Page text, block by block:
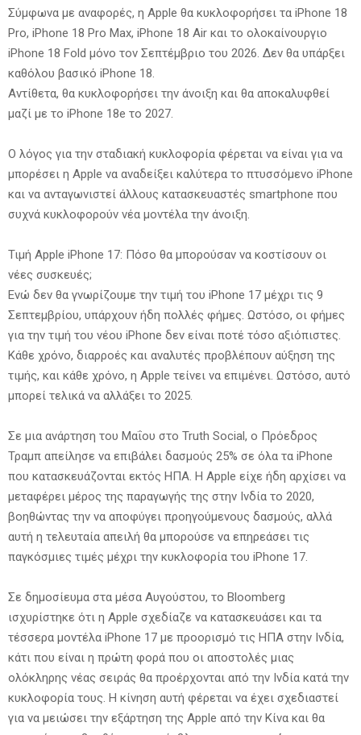
Σύμφωνα με αναφορές, η Apple θα κυκλοφορήσει τα iPhone 18
Pro, iPhone 18 Pro Max, iPhone 18 Air και το ολοκαίνουργιο
iPhone 18 Fold μόνο τον Σεπτέμβριο του 2026. Δεν θα υπάρξει
καθόλου βασικό iPhone 18.
Αντίθετα, θα κυκλοφορήσει την άνοιξη και θα αποκαλυφθεί
μαζί με το iPhone 18e το 2027.
Ο λόγος για την σταδιακή κυκλοφορία φέρεται να είναι για να
μπορέσει η Apple να αναδείξει καλύτερα το πτυσσόμενο iPhone
και να ανταγωνιστεί άλλους κατασκευαστές smartphone που
συχνά κυκλοφορούν νέα μοντέλα την άνοιξη.
Τιμή Apple iPhone 17: Πόσο θα μπορούσαν να κοστίσουν οι
νέες συσκευές;
Ενώ δεν θα γνωρίζουμε την τιμή του iPhone 17 μέχρι τις 9
Σεπτεμβρίου, υπάρχουν ήδη πολλές φήμες. Ωστόσο, οι φήμες
για την τιμή του νέου iPhone δεν είναι ποτέ τόσο αξιόπιστες.
Κάθε χρόνο, διαρροές και αναλυτές προβλέπουν αύξηση της
τιμής, και κάθε χρόνο, η Apple τείνει να επιμένει. Ωστόσο, αυτό
μπορεί τελικά να αλλάξει το 2025.
Σε μια ανάρτηση του Μαΐου στο Truth Social, ο Πρόεδρος
Τραμπ απείλησε να επιβάλει δασμούς 25% σε όλα τα iPhone
που κατασκευάζονται εκτός ΗΠΑ. Η Apple είχε ήδη αρχίσει να
μεταφέρει μέρος της παραγωγής της στην Ινδία το 2020,
βοηθώντας την να αποφύγει προηγούμενους δασμούς, αλλά
αυτή η τελευταία απειλή θα μπορούσε να επηρεάσει τις
παγκόσμιες τιμές μέχρι την κυκλοφορία του iPhone 17.
Σε δημοσίευμα στα μέσα Αυγούστου, το Bloomberg
ισχυρίστηκε ότι η Apple σχεδίαζε να κατασκευάσει και τα
τέσσερα μοντέλα iPhone 17 με προορισμό τις ΗΠΑ στην Ινδία,
κάτι που είναι η πρώτη φορά που οι αποστολές μιας
ολόκληρης νέας σειράς θα προέρχονται από την Ινδία κατά την
κυκλοφορία τους. Η κίνηση αυτή φέρεται να έχει σχεδιαστεί
για να μειώσει την εξάρτηση της Apple από την Κίνα και θα